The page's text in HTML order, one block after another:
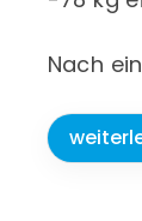
Nach